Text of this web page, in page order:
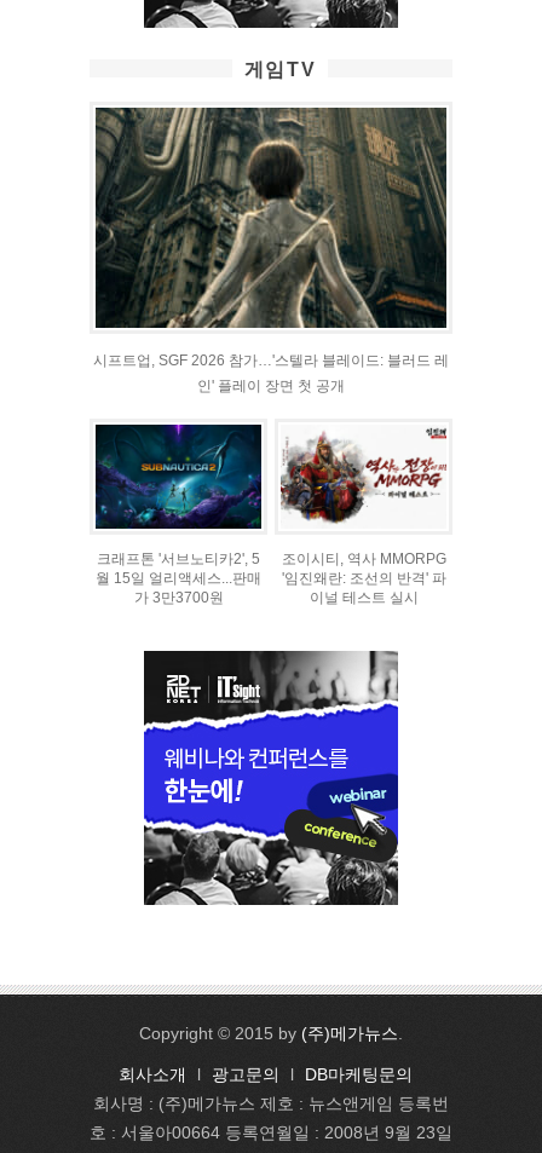
게임TV
시프트업, SGF 2026 참가…'스텔라 블레이드: 블러드 레
인' 플레이 장면 첫 공개
크래프톤 '서브노티카2', 5
월 15일 얼리액세스...판매
가 3만3700원
조이시티, 역사 MMORPG
'임진왜란: 조선의 반격' 파
이널 테스트 실시
Copyright © 2015 by (주)메가뉴스.
회사소개 l 광고문의 l
DB마케팅문의
회사명 : (주)메가뉴스 제호 : 뉴스앤게임 등록번
호 : 서울아00664 등록연월일 : 2008년 9월 23일